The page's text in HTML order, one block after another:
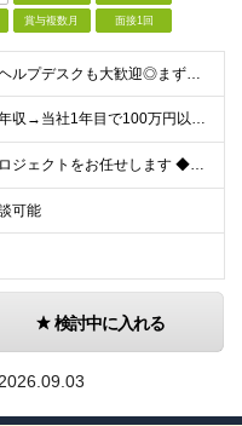
賞与複数月 面接1回
＼オペレーターやヘルプデスクも大歓迎◎まずはご応募ください／ ◆学歴不問 ◆IT業界での勤務経験がある方（職種・年数不問） ┗例：オペレーター、ヘルプデスク、開発からインフラ領域へのシフト、スク
＜前給保証◆前職年収→当社1年目で100万円以上アップ実績あり◆基本的に全員毎年昇給＞ 月給45万円（固定残業代：30時間分/85,470円）※PM/PL/PMO経験2年以上 月給36万円（固定残業
◆首都圏近郊のプロジェクトをお任せします ◆転勤なし ◆自社オフィスで働ける案件もございます 【本社】 東京都中央区日本橋小伝馬町1-1 日本橋末広ビル6階 ※変更の範囲：上記を除く当社関連勤務地
可能
検討中に入れる
2026.09.03